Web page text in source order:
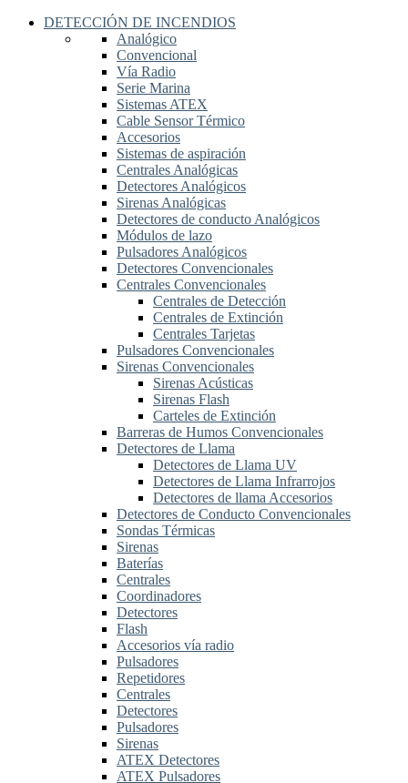
DETECCIÓN DE INCENDIOS
Analógico
Convencional
Vía Radio
Serie Marina
Sistemas ATEX
Cable Sensor Térmico
Accesorios
Sistemas de aspiración
Centrales Analógicas
Detectores Analógicos
Sirenas Analógicas
Detectores de conducto Analógicos
Módulos de lazo
Pulsadores Analógicos
Detectores Convencionales
Centrales Convencionales
Centrales de Detección
Centrales de Extinción
Centrales Tarjetas
Pulsadores Convencionales
Sirenas Convencionales
Sirenas Acústicas
Sirenas Flash
Carteles de Extinción
Barreras de Humos Convencionales
Detectores de Llama
Detectores de Llama UV
Detectores de Llama Infrarrojos
Detectores de llama Accesorios
Detectores de Conducto Convencionales
Sondas Térmicas
Sirenas
Baterías
Centrales
Coordinadores
Detectores
Flash
Accesorios vía radio
Pulsadores
Repetidores
Centrales
Detectores
Pulsadores
Sirenas
ATEX Detectores
ATEX Pulsadores